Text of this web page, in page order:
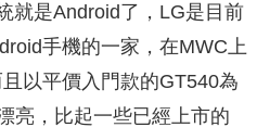
就是Android了，LG是目前
手機的一家，在MWC上
以平價入門款的GT540為
亮，比起一些已經上市的